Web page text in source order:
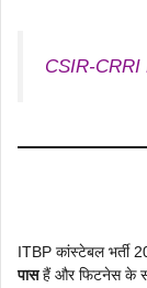
CSIR-
ITBP कांस्टेबल भर्ती
पासहैं और फिटनेस के